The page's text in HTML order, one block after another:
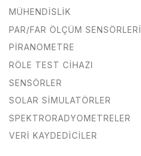
MÜHENDISLIK
PAR/FAR ÖLÇÜM SENSÖRLERI
PIRANOMETRE
RÖLE TEST CIHAZI
SENSÖRLER
SOLAR SIMULATÖRLER
SPEKTRORADYOMETRELER
VERI KAYDEDICILER